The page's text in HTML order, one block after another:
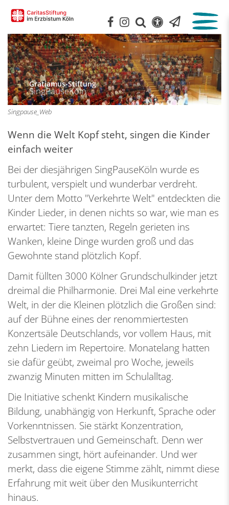
Gratiamus-Stiftung:
SingPauseKöln
Singpause_Web
Wenn die Welt Kopf steht, singen die Kinder
einfach weiter
Bei der diesjährigen SingPauseKöln wurde es
turbulent, verspielt und wunderbar verdreht.
Unter dem Motto "Verkehrte Welt" entdeckten die
Kinder Lieder, in denen nichts so war, wie man es
erwartet: Tiere tanzten, Regeln gerieten ins
Wanken, kleine Dinge wurden groß und das
Gewohnte stand plötzlich Kopf.
Damit füllten 3000 Kölner Grundschulkinder jetzt
dreimal die Philharmonie. Drei Mal eine verkehrte
Welt, in der die Kleinen plötzlich die Großen sind:
auf der Bühne eines der renommiertesten
Konzertsäle Deutschlands, vor vollem Haus, mit
zehn Liedern im Repertoire. Monatelang hatten
sie dafür geübt, zweimal pro Woche, jeweils
zwanzig Minuten mitten im Schulalltag.
Die Initiative schenkt Kindern musikalische
Bildung, unabhängig von Herkunft, Sprache oder
Vorkenntnissen. Sie stärkt Konzentration,
Selbstvertrauen und Gemeinschaft. Denn wer
zusammen singt, hört aufeinander. Und wer
merkt, dass die eigene Stimme zählt, nimmt diese
Erfahrung mit weit über den Musikunterricht
hinaus.